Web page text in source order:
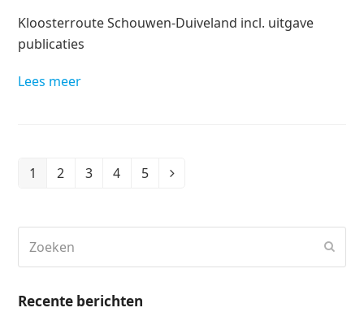
Kloosterroute Schouwen-Duiveland incl. uitgave
publicaties
Lees meer
Page
1 Page
2 Page
3 Page
4 Page
5 Volgende
Recente berichten